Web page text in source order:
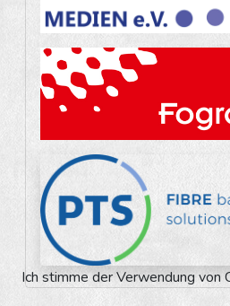
Ich stimme der Verwendung von